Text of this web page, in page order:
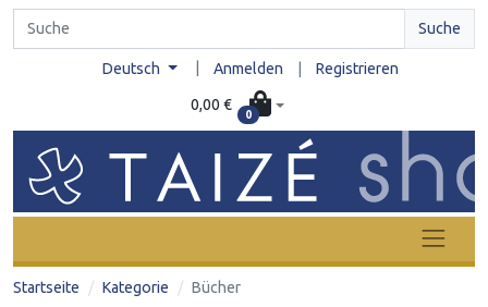
Suche
Deutsch Anmelden Registrieren
0,00 €
0
Startseite Kategorie Bücher